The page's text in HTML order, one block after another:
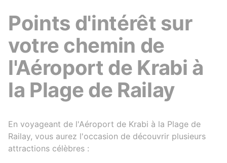
Points d'intérêt sur
votre chemin de
l'Aéroport de Krabi à
la Plage de Railay
En voyageant de l'Aéroport de Krabi à la Plage de
Railay, vous aurez l'occasion de découvrir plusieurs
attractions célèbres :